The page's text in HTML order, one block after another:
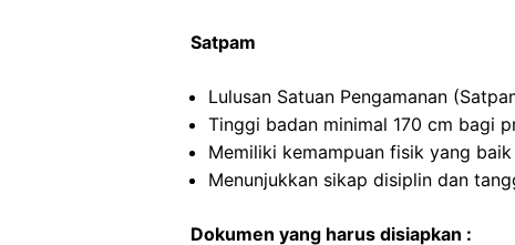
Satpam
Lulusan Satuan Pengamanan
Tinggi badan minimal 170 cm bagi
Memiliki kemampuan fisik yang baik
Menunjukkan sikap disiplin dan
Dokumen yang harus disiapkan :